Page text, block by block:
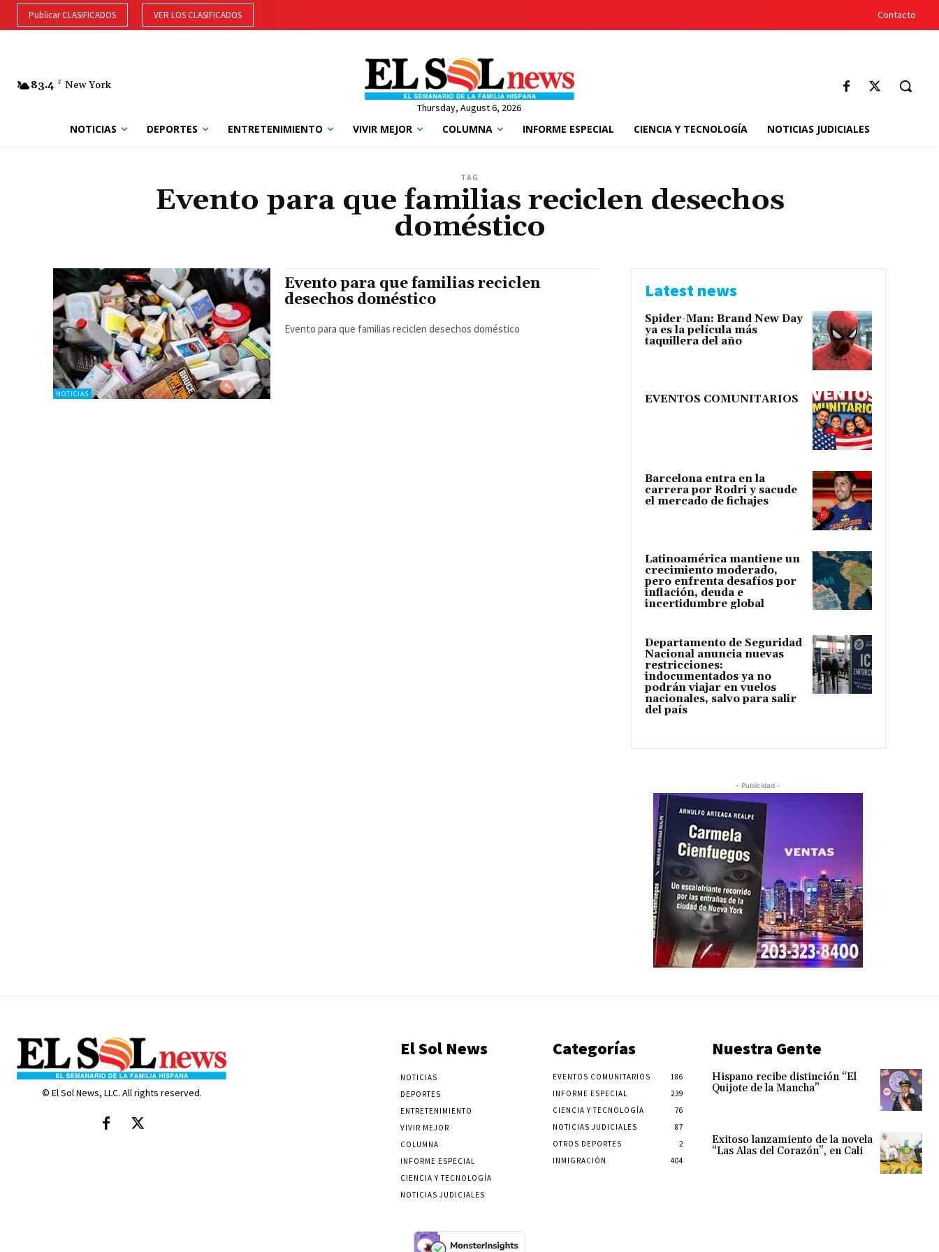
Publicar CLASIFICADOS VER LOS CLASIFICADOS Contacto
83.4 F New York
Thursday, August 6, 2026
NOTICIAS DEPORTES ENTRETENIMIENTO VIVIR MEJOR COLUMNA INFORME ESPECIAL CIENCIA Y TECNOLOGÍA NOTICIAS JUDICIALES
TAG
Evento para que familias reciclen desechos
doméstico
NOTICIAS
Evento para que familias reciclen
desechos doméstico
Evento para que familias reciclen desechos doméstico
Latest news
Spider-Man: Brand New Day
ya es la película más
taquillera del año
EVENTOS COMUNITARIOS
Barcelona entra en la
carrera por Rodri y sacude
el mercado de fichajes
Latinoamérica mantiene un
crecimiento moderado,
pero enfrenta desafíos por
inflación, deuda e
incertidumbre global
Departamento de Seguridad
Nacional anuncia nuevas
restricciones:
indocumentados ya no
podrán viajar en vuelos
nacionales, salvo para salir
del país
- Publicidad -
© El Sol News, LLC. All rights reserved.
El Sol News
NOTICIAS
DEPORTES
ENTRETENIMIENTO
VIVIR MEJOR
COLUMNA
INFORME ESPECIAL
CIENCIA Y TECNOLOGÍA
NOTICIAS JUDICIALES
Categorías
EVENTOS COMUNITARIOS
186
INFORME ESPECIAL
239
CIENCIA Y TECNOLOGÍA
76
NOTICIAS JUDICIALES
87
OTROS DEPORTES
2
INMIGRACIÓN
404
Nuestra Gente
Hispano recibe distinción “El
Quijote de la Mancha”
Exitoso lanzamiento de la novela
“Las Alas del Corazón”, en Cali